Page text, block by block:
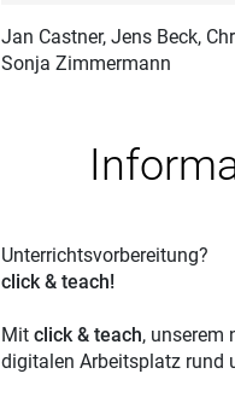
Jan Castner, Jens Beck,
Sonja Zimmermann
Unterrichtsvorbereitung?
click & teach!
Mit click & teach, unserem
digitalen Arbeitsplatz rund